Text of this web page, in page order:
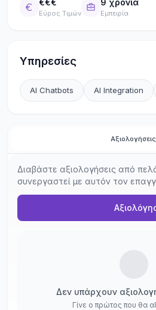
€€€
Εύρος Τιμών
9 χρόνια
Εμπειρία
Υπηρεσίες
AI Chatbots AI Integration
Αξιολογήσεις
Διαβάστε αξιολογήσεις από
συνεργαστεί με αυτόν τον
Δεν υπάρχουν
Γίνε ο πρώτος που θα